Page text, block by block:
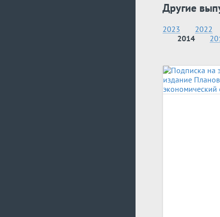
Другие
2023
2022
2014